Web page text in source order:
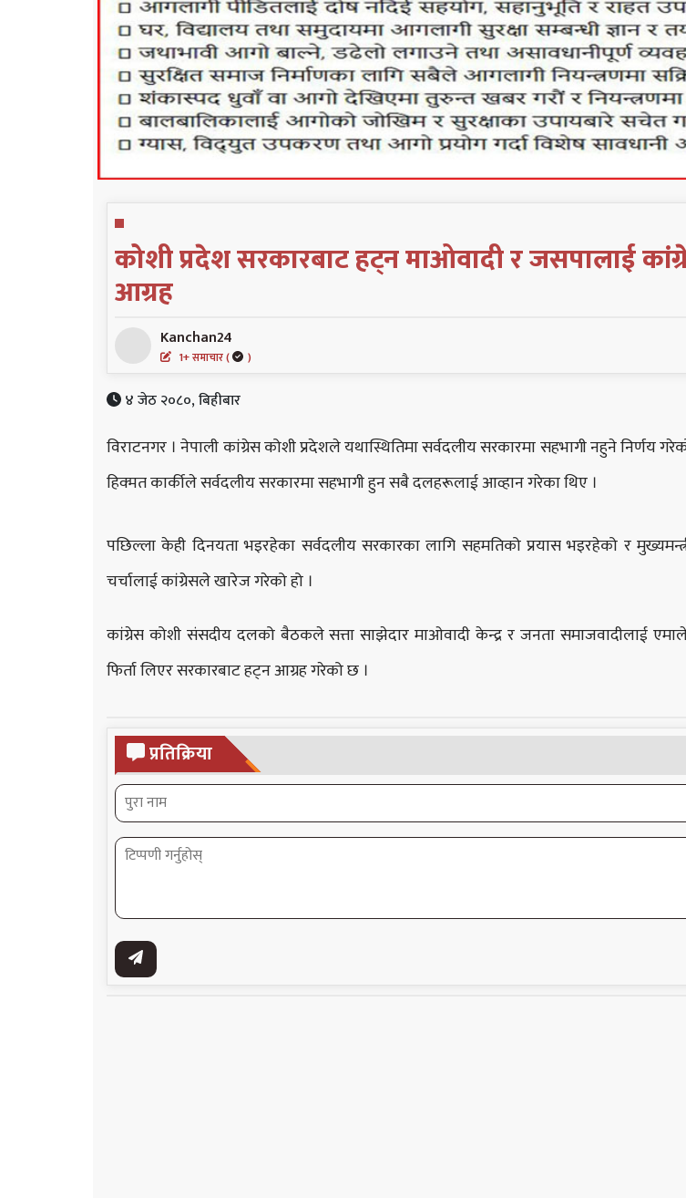
कोशी प्रदेश सरकारबाट हट्न माओवादी र जसपालाई
आग्रह
Kanchan24
1+ समाचार ( )
४ जेठ २०८०, बिहीबार
विराटनगर । नेपाली कांग्रेस कोशी प्रदेशले यथास्थितिमा सर्वदलीय सरकारमा सहभागी नहुने निर्णय
हिक्मत कार्कीले सर्वदलीय सरकारमा सहभागी हुन सबै दलहरूलाई आव्हान गरेका थिए ।
पछिल्ला केही दिनयता भइरहेका सर्वदलीय सरकारका लागि सहमतिको प्रयास भइरहेको र
चर्चालाई कांग्रेसले खारेज गरेको हो ।
कांग्रेस कोशी संसदीय दलको बैठकले सत्ता साझेदार माओवादी केन्द्र र जनता समाजवादीलाई
फिर्ता लिएर सरकारबाट हट्न आग्रह गरेको छ ।
प्रतिक्रिया